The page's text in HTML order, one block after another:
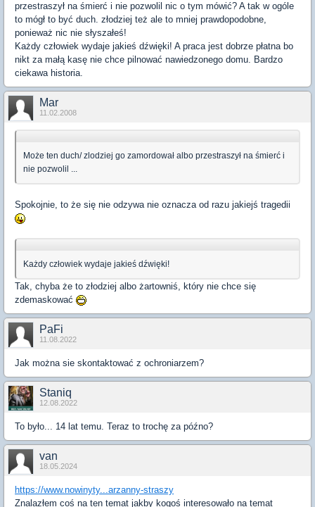
przestraszył na śmierć i nie pozwolil nic o tym mówić? A tak w ogóle
to mógł to być duch. złodziej też ale to mniej prawdopodobne,
ponieważ nic nie słyszałeś!
Każdy człowiek wydaje jakieś dźwięki! A praca jest dobrze płatna bo
nikt za małą kasę nie chce pilnować nawiedzonego domu. Bardzo
ciekawa historia.
Mar
11.02.2008
Może ten duch/ zlodziej go zamordował albo przestraszył na śmierć i
nie pozwolil ...
Spokojnie, to że się nie odzywa nie oznacza od razu jakiejś tragedii
Każdy człowiek wydaje jakieś dźwięki!
Tak, chyba że to złodziej albo żartowniś, który nie chce się
zdemaskować
PaFi
11.08.2022
Jak można sie skontaktować z ochroniarzem?
Staniq
12.08.2022
To było... 14 lat temu. Teraz to trochę za późno?
van
18.05.2024
https://www.nowinyty...arzanny-straszy
Znalazłem coś na ten temat jakby kogoś interesowało na temat